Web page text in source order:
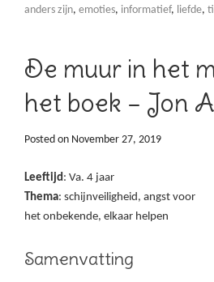
anders zijn, emoties, informatief, liefde,
De muur in het
het boek – Jon
Posted on November 27, 2019
Leeftijd: Va. 4 jaar
Thema: schijnveiligheid, angst voor
het onbekende, elkaar helpen
Samenvatting